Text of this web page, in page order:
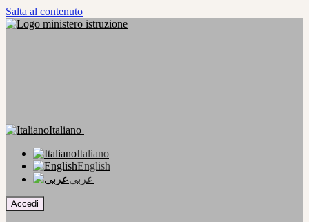
Salta al contenuto
Italiano
Italiano
English
عربى
Accedi